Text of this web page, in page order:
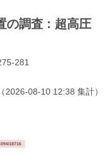
の調査 : 超高圧
281
（2026-08-10 12:38 集計）
18716